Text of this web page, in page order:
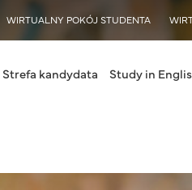
WIRTUALNY POKÓJ STUDENTA
Strefa kandydata Study in